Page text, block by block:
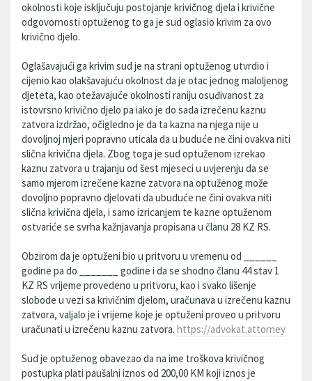
okolnosti koje isključuju postojanje krivičnog djela i krivične
odgovornosti optuženog to ga je sud oglasio krivim za ovo
krivično djelo.
Oglašavajući ga krivim sud je na strani optuženog utvrdio i
cijenio kao olakšavajuću okolnost da je otac jednog maloljenog
djeteta, kao otežavajuće okolnosti raniju osuđivanost za
istovrsno krivično djelo pa iako je do sada izrečenu kaznu
zatvora izdržao, očigledno je da ta kazna na njega nije u
dovoljnoj mjeri popravno uticala da u buduće ne čini ovakva niti
slična krivična djela. Zbog toga je sud optuženom izrekao
kaznu zatvora u trajanju od šest mjeseci u uvjerenju da se
samo mjerom izrečene kazne zatvora na optuženog može
dovoljno popravno djelovati da ubuduće ne čini ovakva niti
slična krivična djela, i samo izricanjem te kazne optuženom
ostvariće se svrha kažnjavanja propisana u članu 28 KZ RS.
Obzirom da je optuženi bio u pritvoru u vremenu od ______
godine pa do _______ godine i da se shodno članu 44 stav 1
KZ RS vrijeme provedeno u pritvoru, kao i svako lišenje
slobode u vezi sa krivičnim djelom, uračunava u izrečenu kaznu
zatvora, valjalo je i vrijeme koje je optuženi proveo u pritvoru
uračunati u izrečenu kaznu zatvora. https://advokat.attorney
Sud je optuženog obavezao da na ime troškova krivičnog
postupka plati paušalni iznos od 200,00 KM koji iznos je